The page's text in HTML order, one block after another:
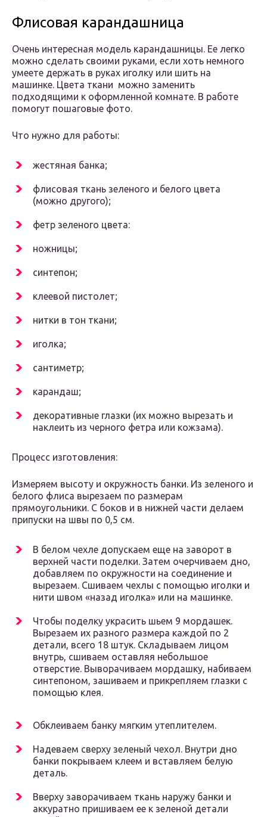
Флисовая карандашница
Очень интересная модель карандашницы. Ее легко
можно сделать своими руками, если хоть немного
умеете держать в руках иголку или шить на
машинке. Цвета ткани можно заменить
подходящими к оформленной комнате. В работе
помогут пошаговые фото.
Что нужно для работы:
жестяная банка;
флисовая ткань зеленого и белого цвета
(можно другого);
фетр зеленого цвета:
ножницы;
синтепон;
клеевой пистолет;
нитки в тон ткани;
иголка;
сантиметр;
карандаш;
декоративные глазки (их можно вырезать и
наклеить из черного фетра или кожзама).
Процесс изготовления:
Измеряем высоту и окружность банки. Из зеленого и
белого флиса вырезаем по размерам
прямоугольники. С боков и в нижней части делаем
припуски на швы по 0,5 см.
В белом чехле допускаем еще на заворот в
верхней части поделки. Затем очерчиваем дно,
добавляем по окружности на соединение и
вырезаем. Сшиваем чехлы с помощью иголки и
нити швом «назад иголка» или на машинке.
Чтобы поделку украсить шьем 9 мордашек.
Вырезаем их разного размера каждой по 2
детали, всего 18 штук. Складываем лицом
внутрь, сшиваем оставляя небольшое
отверстие. Выворачиваем мордашку, набиваем
синтепоном, зашиваем и прикрепляем глазки с
помощью клея.
Обклеиваем банку мягким утеплителем.
Надеваем сверху зеленый чехол. Внутри дно
банки покрываем клеем и вставляем белую
деталь.
Вверху заворачиваем ткань наружу банки и
аккуратно пришиваем ее к зеленой детали